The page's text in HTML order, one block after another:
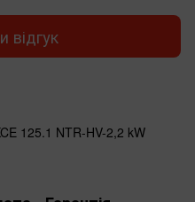
відгук
125.1 NTR-HV-2,2 kW